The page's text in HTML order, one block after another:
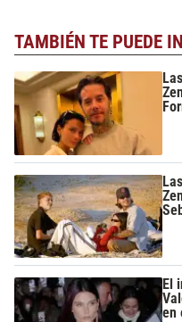
TAMBIÉN TE PUEDE
El
en